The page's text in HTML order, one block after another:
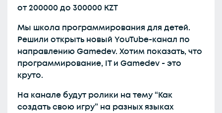
от 200000 до 300000 KZT
Мы школа программирования для детей.
Решили открыть новый YouTube-канал по
направлению Gamedev. Хотим показать, что
программирование, IT и Gamedev - это
круто.
На канале будут ролики на тему “Как
создать свою игру” на разных языках